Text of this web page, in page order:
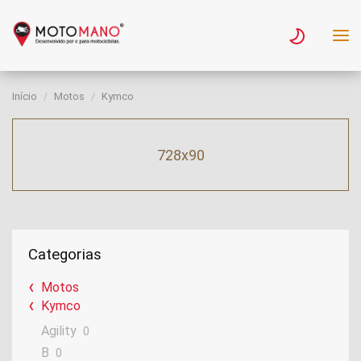
Início Motos Kymco
728x90
Categorias
Motos
Kymco
Agility 0
B 0